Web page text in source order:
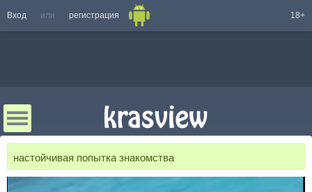
Вход или регистрация 18+
настойчивая попытка знакомства